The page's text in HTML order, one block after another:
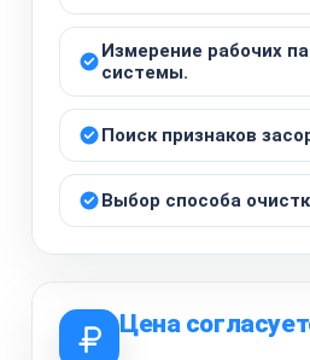
Измерение рабочих
системы.
Поиск признаков
Выбор способа
Цена